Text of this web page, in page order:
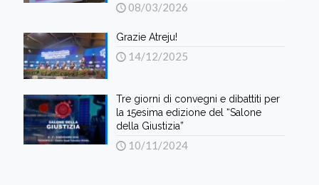
08/03/2026
Grazie Atreju!
14/12/2025
Tre giorni di convegni e dibattiti per
la 15esima edizione del “Salone
della Giustizia”
10/11/2024